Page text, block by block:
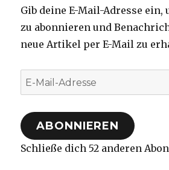
Gib deine E-Mail-Adresse ein,
zu abonnieren und
neue Artikel per E-Mail zu
E-
Mail-
Adresse
ABONNIEREN
Schließe dich 52 anderen